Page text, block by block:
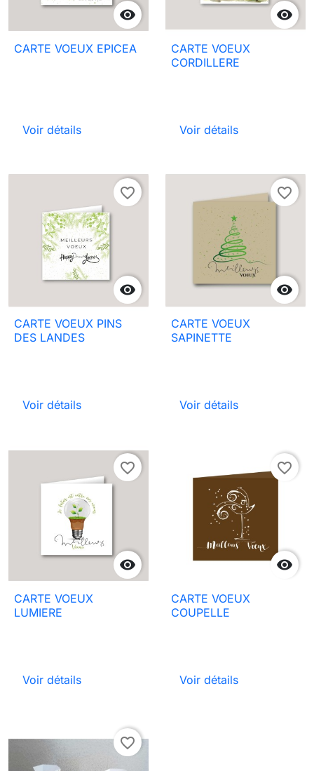

CARTE VOEUX EPICEA
Voir détails

CARTE VOEUX
CORDILLERE
Voir détails

favorite_border
CARTE VOEUX PINS
DES LANDES
Voir détails

favorite_border
CARTE VOEUX
SAPINETTE
Voir détails

favorite_border
CARTE VOEUX
LUMIERE
Voir détails

favorite_border
CARTE VOEUX
COUPELLE
Voir détails
favorite_border